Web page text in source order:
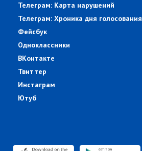
Телеграм: Карта нарушений
Телеграм: Хроника дня голосования
Фейсбук
Одноклассники
ВКонтакте
Твиттер
Инстаграм
Ютуб